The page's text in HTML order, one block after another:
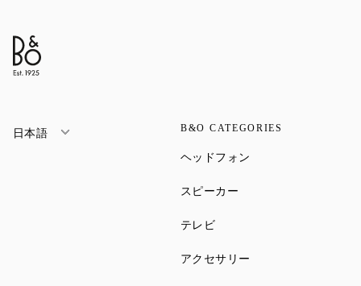
日本語 B&O CATEGORIES
ヘッドフォン
スピーカー
テレビLink Opens in New Tab
アクセサリー